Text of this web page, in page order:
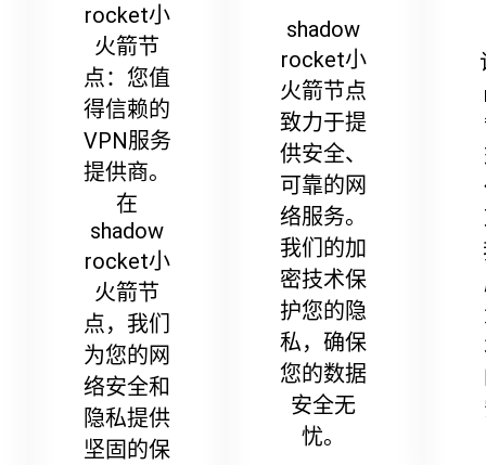
rocket小
火箭节
点：您值
得信赖的
VPN服务
提供商。
在
shadow
rocket小
火箭节
点，我们
为您的网
络安全和
隐私提供
坚固的保
shadow
rocket小
火箭节点
致力于提
供安全、
可靠的网
络服务。
我们的加
密技术保
护您的隐
私，确保
您的数据
安全无
忧。